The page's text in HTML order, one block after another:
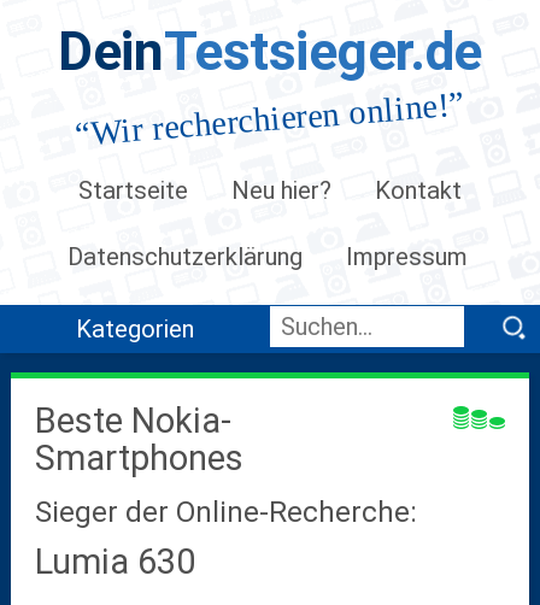
DeinTestsieger.de
“Wir recherchieren online!”
Startseite Neu hier? Kontakt
Datenschutzerklärung Impressum
Kategorien
Beste Nokia-
Smartphones
Sieger der Online-Recherche:
Lumia 630